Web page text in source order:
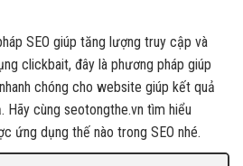
SEO giúp tăng lượng truy cập và
clickbait, đây là phương pháp giúp
chóng cho website giúp kết quả
Hãy cùng seotongthe.vn tìm hiểu
ứng dụng thế nào trong SEO nhé.